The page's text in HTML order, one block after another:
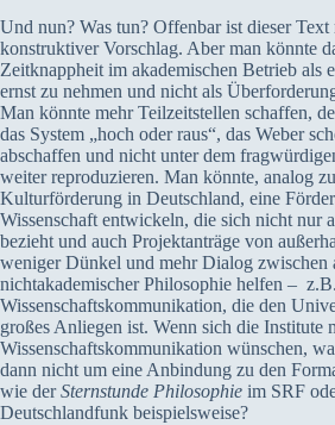
Und nun? Was tun? Offenbar ist dieser Text
konstruktiver Vorschlag. Aber man könnte
Zeitknappheit im akademischen Betrieb als
ernst zu nehmen und nicht als
Man könnte mehr Teilzeitstellen schaffen,
das System „hoch oder raus“, das Weber
abschaffen und nicht unter dem
weiter reproduzieren. Man könnte, analog
Kulturförderung in Deutschland, eine
Wissenschaft entwickeln, die sich nicht nur
bezieht und auch Projektanträge von
weniger Dünkel und mehr Dialog zwischen
nichtakademischer Philosophie helfen –
Wissenschaftskommunikation, die den
großes Anliegen ist. Wenn sich die Institute
Wissenschaftskommunikation wünschen,
dann nicht um eine Anbindung zu den
wie derSternstunde Philosophie im SRF
Deutschlandfunk beispielsweise?